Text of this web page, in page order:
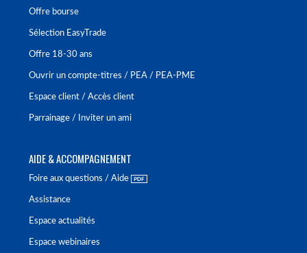
Offre bourse
Sélection EasyTrade
Offre 18-30 ans
Ouvrir un compte-titres / PEA / PEA-PME
Espace client / Accès client
Parrainage / Inviter un ami
AIDE & ACCOMPAGNEMENT
Foire aux questions / Aide
Assistance
Espace actualités
Espace webinaires